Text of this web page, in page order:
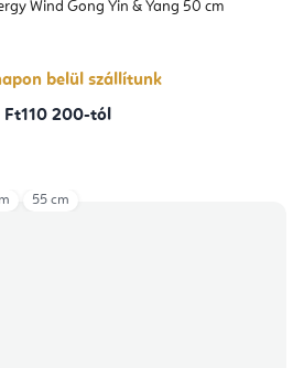
Wind Gong Yin & Yang 50 cm
értékelése
csillag.
belül szállítunk
Ft110 200-tól
55 cm